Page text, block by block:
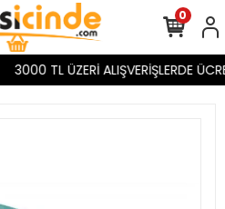
3000 TL ÜZERİ ALIŞVERİŞLERDE
0